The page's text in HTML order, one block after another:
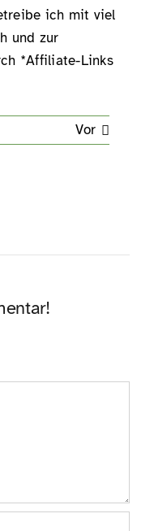
ich mit viel
und zur
*Affiliate-Links
Vor